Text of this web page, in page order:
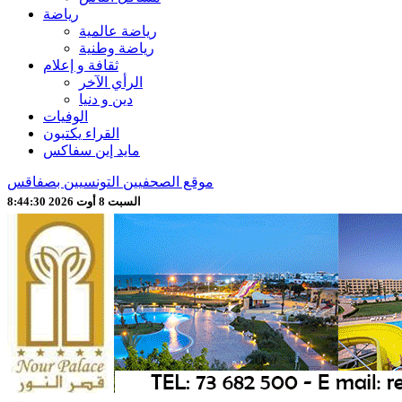
رياضة
رياضة عالمية
رياضة وطنية
ثقافة و إعلام
الرأي الآخر
دين و دنيا
الوفيات
القراء يكتبون
مايد إين سفاكس
موقع الصحفيين التونسيين بصفاقس
السبت 8 أوت 2026 8:44:32